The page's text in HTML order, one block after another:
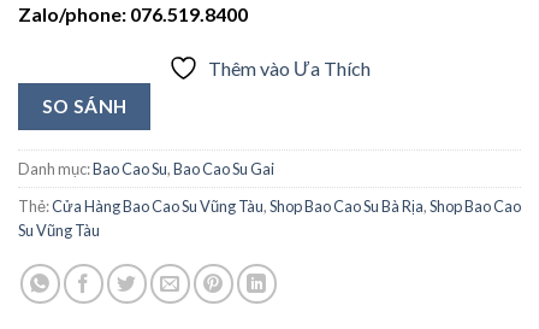
Zalo/phone: 076.519.8400
Thêm vào Ưa Thích
SO SÁNH
Danh mục:Bao Cao Su,Bao Cao Su Gai
Thẻ:Cửa Hàng Bao Cao Su Vũng Tàu,Shop Bao Cao Su Bà Rịa,Shop Bao Cao
Su Vũng Tàu